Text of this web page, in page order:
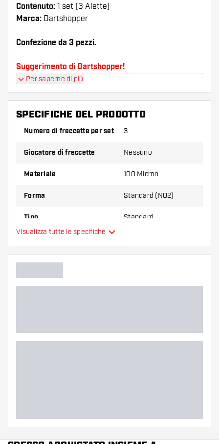
Contenuto: 1 set (3 Alette)
Marca: Dartshopper
Confezione da 3 pezzi.
Suggerimento di Dartshopper!
numero di alette e di astine. Questi possono
danneggiarsi o rompersi con l'uso.
spessore diverso di alette per scoprire quale
Per saperne di più
SPECIFICHE DEL PRODOTTO
Numero di freccette per set 3
Giocatore di freccette Nessuno
Materiale 100 Micron
Forma Standard (NO2)
Tipo Standard
Colori aggiuntivi
Visualizza tutte le specifiche